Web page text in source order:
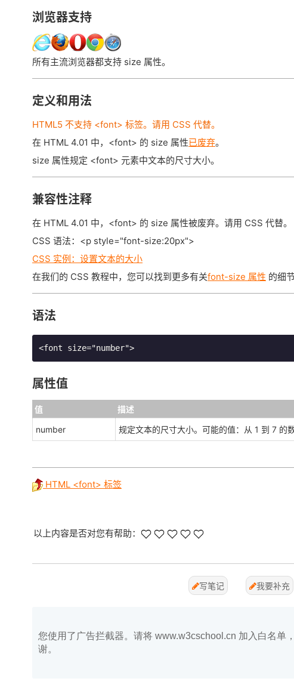
浏览器支持
所有主流浏览器都支持 size 属性。
定义和用法
HTML5 不支持 <font> 标签。请用 CSS 代替。
在 HTML 4.01 中，<font> 的 size 属性已废弃。
size 属性规定 <font> 元素中文本的尺寸大小。
兼容性注释
在 HTML 4.01 中，<font> 的 size 属性被废弃。请用 CSS 代替。
CSS 语法：<p style="font-size:20px">
CSS 实例：设置文本的大小
在我们的 CSS 教程中，您可以找到更多有关font-size 属性 的细节
语法
<font size="number">
属性值
值
描述
number
规定文本的尺寸大小。可能的值：从 1 到 7 的
HTML <font> 标签
以上内容是否对您有帮助：
写笔记 我要补充
您使用了广告拦截器。请将 www.w3cschool.cn 加入白名单
谢。